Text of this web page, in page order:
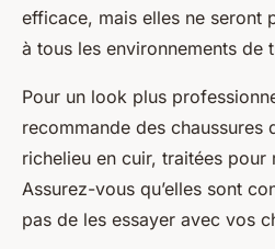
efficace, mais elles ne seront
à tous les environnements de
Pour un look plus
recommande des chaussures
richelieu en cuir, traitées pour
Assurez-vous qu’elles sont
pas de les essayer avec vos